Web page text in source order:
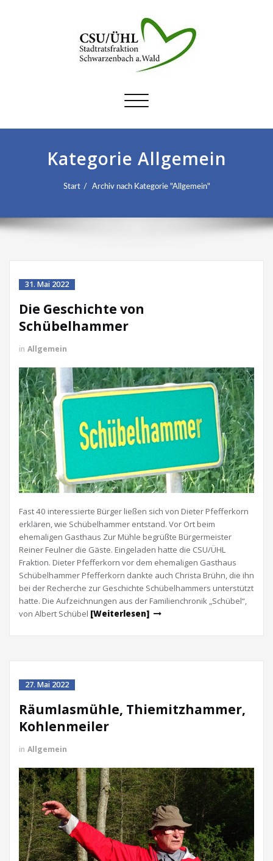
Schalte
Kategorie Allgemein
Start Archiv nach Kategorie "Allgemein"
31. Mai 2022
Die Geschichte von
Schübelhammer
in Allgemein
Fast 40 interessierte Bürger ließen sich von Dieter Pfefferkorn
erklären, wie Schübelhammer entstand. Vor Ort beim
ehemaligen Gasthaus Zur Mühle begrüßte Bürgermeister
Reiner Feulner die Gäste. Eingeladen hatte die CSU/ÜHL
Fraktion. Dieter Pfefferkorn vor dem ehemaligen Gasthaus
Schübelhammer Pfefferkorn dankte auch Christa Brühn, die ihn
bei der Recherche zur Geschichte Schübelhammers unterstützt
hatte. Die Aufzeichnungen aus der Familienchronik „Schübel“,
von Albert Schübel [Weiterlesen]
27. Mai 2022
Räumlasmühle, Thiemitzhammer,
Kohlenmeiler
in Allgemein